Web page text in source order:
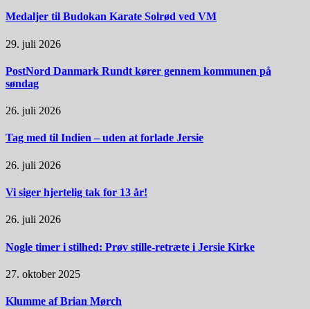
Medaljer til Budokan Karate Solrød ved VM
29. juli 2026
PostNord Danmark Rundt kører gennem kommunen på
søndag
26. juli 2026
Tag med til Indien – uden at forlade Jersie
26. juli 2026
Vi siger hjertelig tak for 13 år!
26. juli 2026
Nogle timer i stilhed: Prøv stille-retræte i Jersie Kirke
27. oktober 2025
Klumme af Brian Mørch